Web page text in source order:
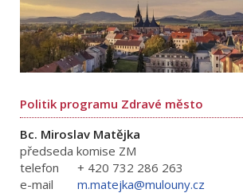
Politik programu Zdravé město
Bc. Miroslav Matějka
předseda komise ZM
telefon
+ 420 732 286 263
e-mail
m.matejka@mulouny.cz